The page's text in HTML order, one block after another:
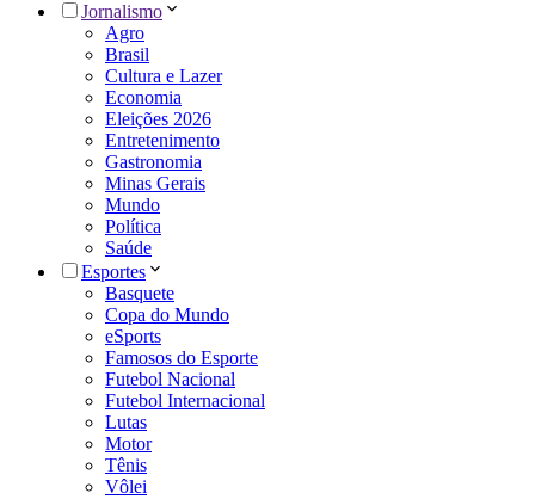
Jornalismo
Agro
Brasil
Cultura e Lazer
Economia
Eleições 2026
Entretenimento
Gastronomia
Minas Gerais
Mundo
Política
Saúde
Esportes
Basquete
Copa do Mundo
eSports
Famosos do Esporte
Futebol Nacional
Futebol Internacional
Lutas
Motor
Tênis
Vôlei